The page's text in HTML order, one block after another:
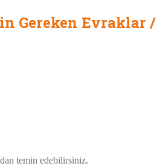
Gereken Evraklar /
temin edebilirsiniz.